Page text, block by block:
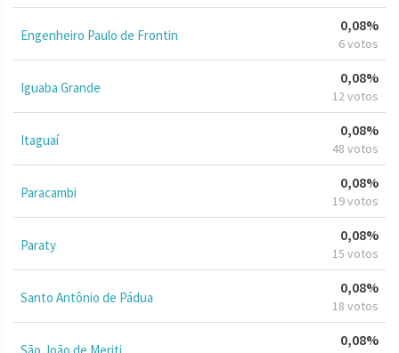
Engenheiro Paulo de Frontin
0,08%
6 votos
Iguaba Grande
0,08%
12 votos
Itaguaí
0,08%
48 votos
Paracambi
0,08%
19 votos
Paraty
0,08%
15 votos
Santo Antônio de Pádua
0,08%
18 votos
0,08%